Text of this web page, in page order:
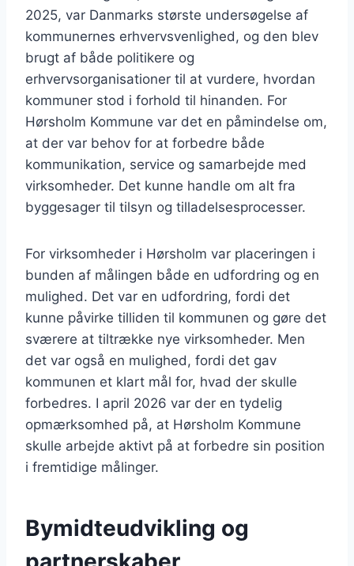
2025, var Danmarks største undersøgelse af
kommunernes erhvervsvenlighed, og den blev
brugt af både politikere og
erhvervsorganisationer til at vurdere, hvordan
kommuner stod i forhold til hinanden. For
Hørsholm Kommune var det en påmindelse om,
at der var behov for at forbedre både
kommunikation, service og samarbejde med
virksomheder. Det kunne handle om alt fra
byggesager til tilsyn og tilladelsesprocesser.
For virksomheder i Hørsholm var placeringen i
bunden af målingen både en udfordring og en
mulighed. Det var en udfordring, fordi det
kunne påvirke tilliden til kommunen og gøre det
sværere at tiltrække nye virksomheder. Men
det var også en mulighed, fordi det gav
kommunen et klart mål for, hvad der skulle
forbedres. I april 2026 var der en tydelig
opmærksomhed på, at Hørsholm Kommune
skulle arbejde aktivt på at forbedre sin position
i fremtidige målinger.
Bymidteudvikling og